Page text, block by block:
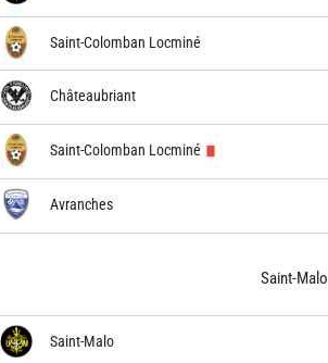
Saint-Colomban Locminé
Châteaubriant
Saint-Colomban Locminé
Avranches
Saint-Malo
Saint-Malo